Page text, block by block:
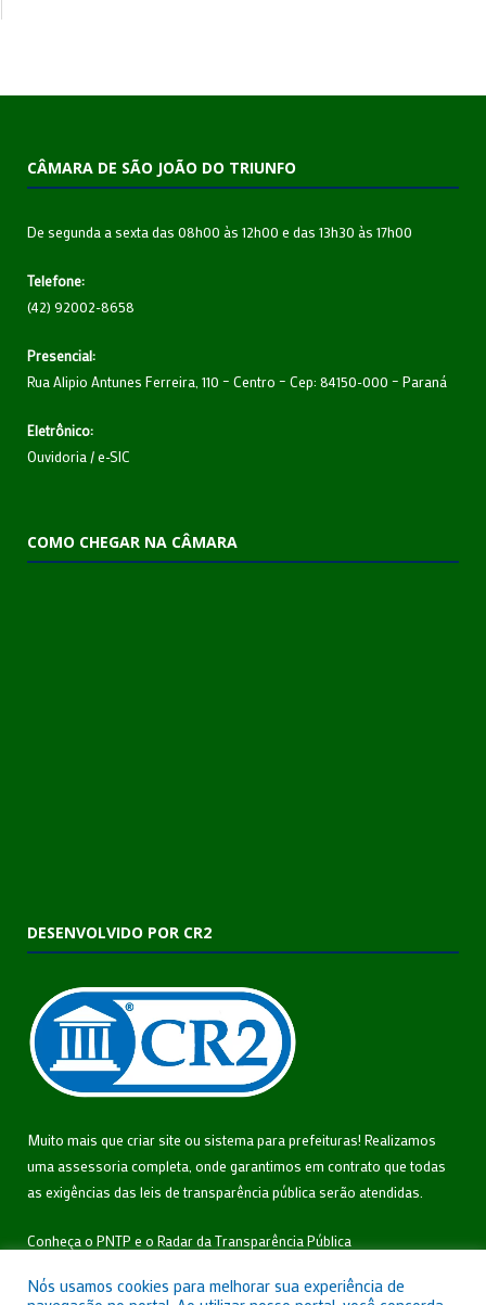
CÂMARA DE SÃO JOÃO DO TRIUNFO
De segunda a sexta das 08h00 às 12h00 e das 13h30 às 17h00
Telefone:
(42) 92002-8658
Presencial:
Rua Alipio Antunes Ferreira, 110 – Centro – Cep: 84150-000 – Paraná
Eletrônico:
Ouvidoria/e-SIC
COMO CHEGAR NA CÂMARA
DESENVOLVIDO POR CR2
Muito mais que criar site ou sistema para prefeituras! Realizamos
uma assessoria completa, onde garantimos em contrato que todas
as exigências das leis de transparência pública serão atendidas.
Conheça o PNTP e o Radar da Transparência Pública
Nós usamos cookies para melhorar sua experiência de